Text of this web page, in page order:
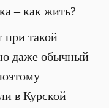
– как жить?
при такой
даже обычный
в Курской